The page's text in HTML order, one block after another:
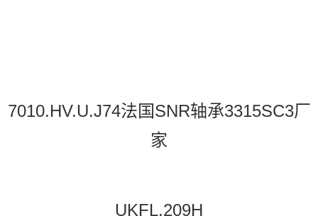
7010.HV.U.J74法国SNR轴承3315SC3厂
家
UKFL.209H